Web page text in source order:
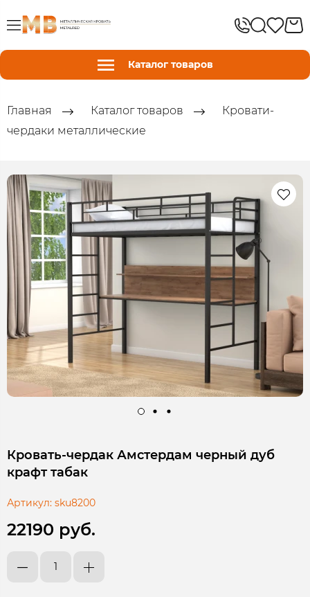
Каталог товаров
Главная Каталог товаров
Кровати-
чердаки металлические
Кровать-чердак Амстердам черный дуб
крафт табак
Артикул: sku8200
22190 руб.